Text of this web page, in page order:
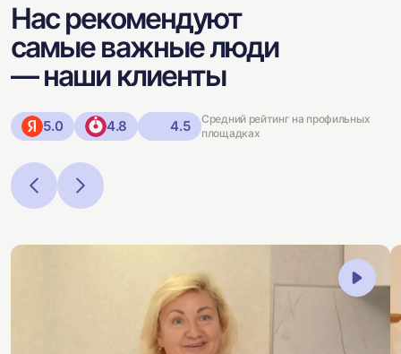
Нас рекомендуют
самые важные люди
— наши клиенты
5.0 4.8 4.5
Средний рейтинг на профильных
площадках